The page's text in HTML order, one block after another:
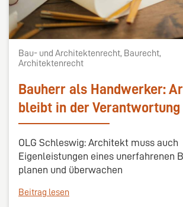
Bau- und Architektenrecht, Baurecht,
Architektenrecht
Bauherr als Handwerker:
bleibt in der Verantwortung
OLG Schleswig: Architekt muss auch
Eigenleistungen eines unerfahrenen
planen und überwachen
Beitrag lesen